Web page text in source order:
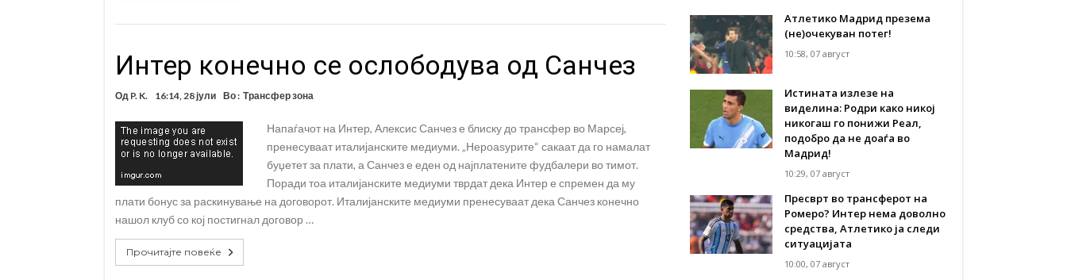
Интер конечно се ослободува од Санчез
Од P. K. 16:14, 28 јули Во : Трансфер зона
Напаѓачот на Интер, Алексис Санчез е блиску до трансфер во Марсеј,
пренесуваат италијанските медиуми. „Нероаѕурите“ сакаат да го намалат
буџетет за плати, а Санчез е еден од најплатените фудбалери во тимот.
Поради тоа италијанските медиуми тврдат дека Интер е спремен да му
плати бонус за раскинување на договорот. Италијанските медиуми пренесуваат дека Санчез конечно
нашол клуб со кој постигнал договор …
Прочитајте повеќе
Атлетико Мадрид презема
(не)очекуван потег!
10:58, 07 август
Истината излезе на
виделина: Родри како никој
никогаш го понижи Реал,
подобро да не доаѓа во
Мадрид!
10:29, 07 август
Пресврт во трансферот на
Ромеро? Интер нема доволно
средства, Атлетико ја следи
ситуацијата
10:00, 07 август